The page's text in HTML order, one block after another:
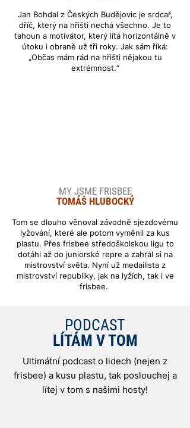
Jan Bohdal z Českých Budějovic je srdcař,
dříč, který na hřišti nechá všechno. Je to
tahoun a motivátor, který lítá horizontálně v
útoku i obraně už tři roky. Jak sám říká:
„Občas mám rád na hřišti nějakou tu
extrémnost.“
MY JSME FRISBEE
TOMÁŠ HLUBOCKÝ
Tom se dlouho věnoval závodně sjezdovému
lyžování, které ale potom vyměnil za kus
plastu. Přes frisbee středoškolskou ligu to
dotáhl až do juniorské repre a zahrál si na
mistrovství světa. Nyní už medailista z
mistrovství republiky, jak na lyžích, tak i ve
frisbee.
PODCAST
LÍTÁM V TOM
Ultimátní podcast o lidech (nejen z
frisbee) a kusu plastu, tak poslouchej a
lítej v tom s našimi hosty!